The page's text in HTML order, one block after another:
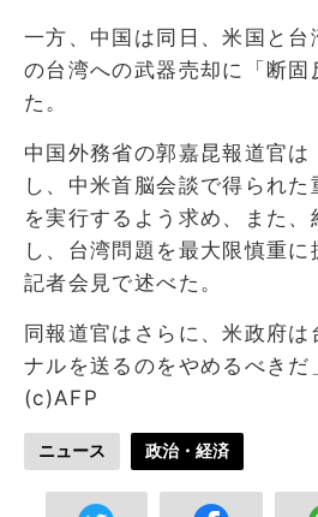
一方、中国は同日、米国と台
の台湾への武器売却に「断固
た。
中国外務省の郭嘉昆報道官は
し、中米首脳会談で得られた
を実行するよう求め、また
し、台湾問題を最大限慎重に
記者会見で述べた。
同報道官はさらに、米政府
ナルを送るのをやめるべきだ
(c)AFP
ニュース 政治・経済